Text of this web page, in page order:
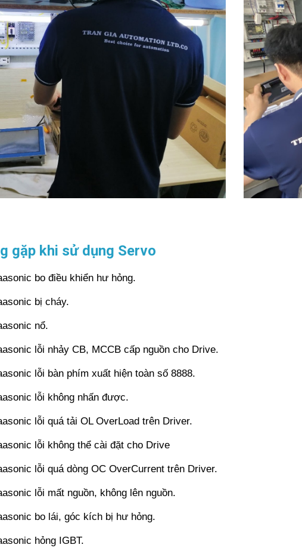
gặp khi sử dụng Servo
bo điều khiển hư hỏng.
bị cháy.
nổ.
lỗi nhảy CB, MCCB cấp nguồn cho Drive.
lỗi bàn phím xuất hiện toàn số 8888.
lỗi không nhấn được.
lỗi quá tải OL OverLoad trên Driver.
lỗi không thể cài đặt cho Drive
lỗi quá dòng OC OverCurrent trên Driver.
lỗi mất nguồn, không lên nguồn.
bo lái, góc kích bị hư hỏng.
hỏng IGBT.